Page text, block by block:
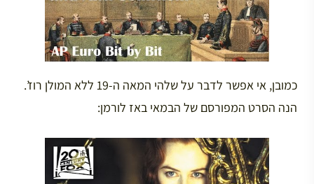
כמובן, אי אפשר לדבר על שלהי המאה ה-19 ללא המולן רוז’.
הנה הסרט המפורסם של הבמאי באז לורמן: